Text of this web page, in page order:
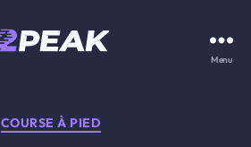
Menu
Catégories
COURSE À PIED